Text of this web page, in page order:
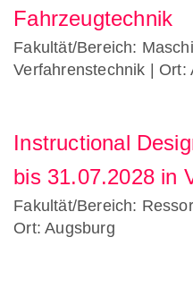
Fahrzeugtechnik
Fakultät/Bereich:
Verfahrenstechnik | Ort:
Instructional
bis 31.07.2028 in
Fakultät/Bereich:
Ort: Augsburg